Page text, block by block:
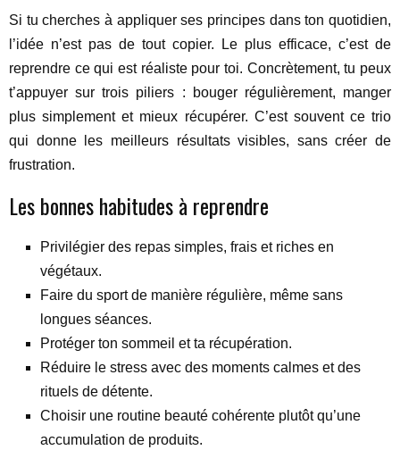
Si tu cherches à appliquer ses principes dans ton quotidien,
l’idée n’est pas de tout copier. Le plus efficace, c’est de
reprendre ce qui est réaliste pour toi. Concrètement, tu peux
t’appuyer sur trois piliers : bouger régulièrement, manger
plus simplement et mieux récupérer. C’est souvent ce trio
qui donne les meilleurs résultats visibles, sans créer de
frustration.
Les bonnes habitudes à reprendre
Privilégier des repas simples, frais et riches en
végétaux.
Faire du sport de manière régulière, même sans
longues séances.
Protéger ton sommeil et ta récupération.
Réduire le stress avec des moments calmes et des
rituels de détente.
Choisir une routine beauté cohérente plutôt qu’une
accumulation de produits.